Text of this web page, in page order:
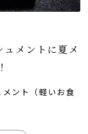
ュメントに夏メ
ント（軽いお食